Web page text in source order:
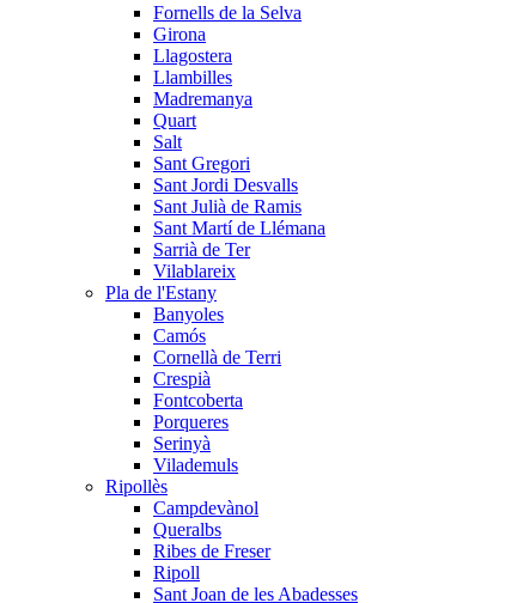
Fornells de la Selva
Girona
Llagostera
Llambilles
Madremanya
Quart
Salt
Sant Gregori
Sant Jordi Desvalls
Sant Julià de Ramis
Sant Martí de Llémana
Sarrià de Ter
Vilablareix
Pla de l'Estany
Banyoles
Camós
Cornellà de Terri
Crespià
Fontcoberta
Porqueres
Serinyà
Vilademuls
Ripollès
Campdevànol
Queralbs
Ribes de Freser
Ripoll
Sant Joan de les Abadesses